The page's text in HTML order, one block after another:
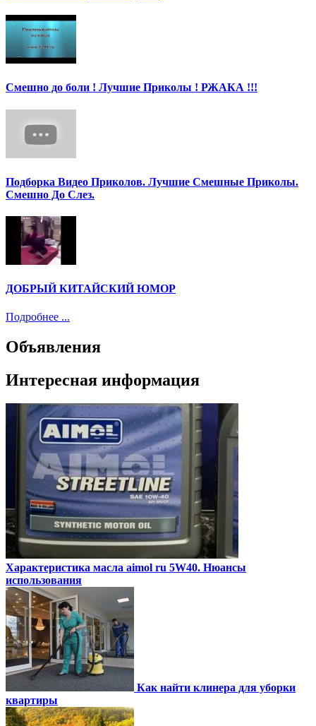
Смешно до боли ! Лучшие Приколы ! РЖАКА !!!
Подборка Видео Приколов. Лучшие Смешные Приколы.
Смешно До Слез.
ДОБРЫЙ КИТАЙСКИЙ ЮМОР
Подробнее ...
Объявления
Интересная информация
Характеристика масла aimol ru 5W40. Нюансы
использования
Как найти клинера для уборки
квартиры